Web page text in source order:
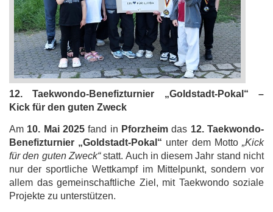
12. Taekwondo-Benefizturnier „Goldstadt-Pokal“ –
Kick für den guten Zweck
Am 10. Mai 2025 fand in Pforzheim das 12. Taekwondo-
Benefizturnier „Goldstadt-Pokal“ unter dem Motto„Kick
für den guten Zweck“statt. Auch in diesem Jahr stand nicht
nur der sportliche Wettkampf im Mittelpunkt, sondern vor
allem das gemeinschaftliche Ziel, mit Taekwondo soziale
Projekte zu unterstützen.